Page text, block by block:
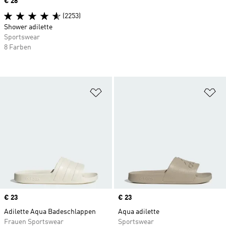
Price
€ 23
Adilette Aqua Badeschlappen
Frauen Sportswear
Price
€ 23
Aqua adilette
Sportswear
(2253)
Shower adilette
Sportswear
8 Farben